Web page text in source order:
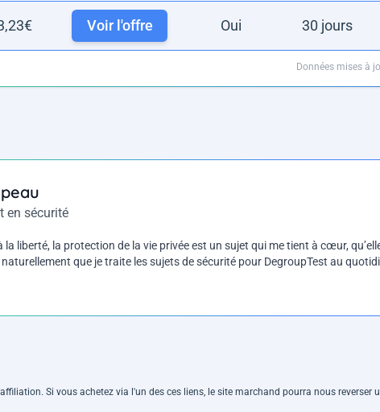
Voir l'offre Oui 30 jours
Données mises à
en sécurité
liberté, la protection de la vie privée est un sujet qui me tient à cœur,
que je traite les sujets de sécurité pour DegroupTest au
Si vous achetez via l'un des ces liens, le site marchand pourra nous reverser